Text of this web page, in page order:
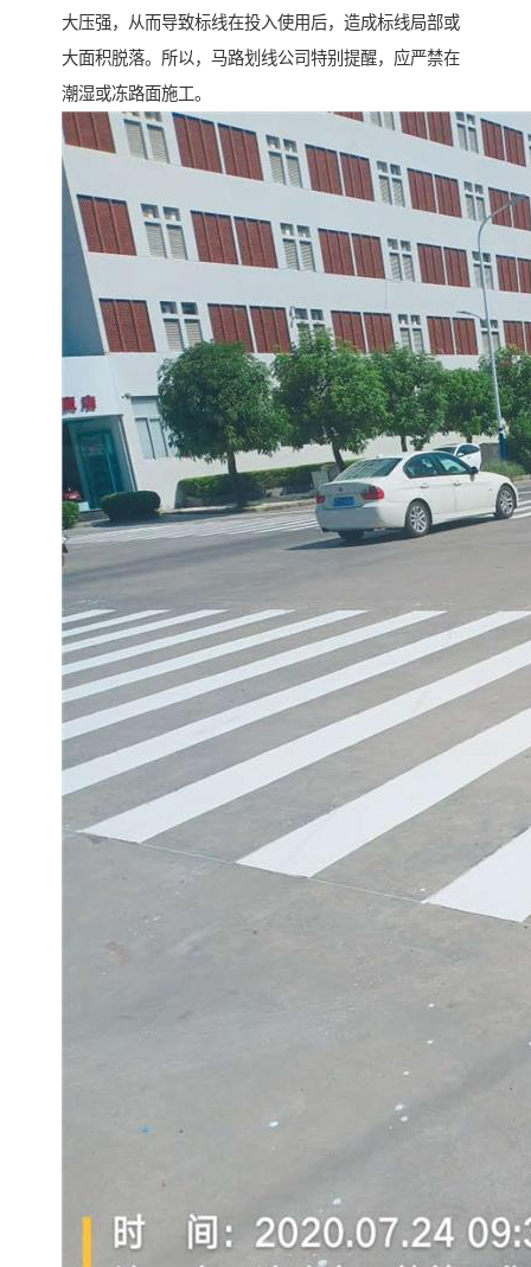
大压强，从而导致标线在投入使用后，造成标线局部或
大面积脱落。所以，马路划线公司特别提醒，应严禁在
潮湿或冻路面施工。